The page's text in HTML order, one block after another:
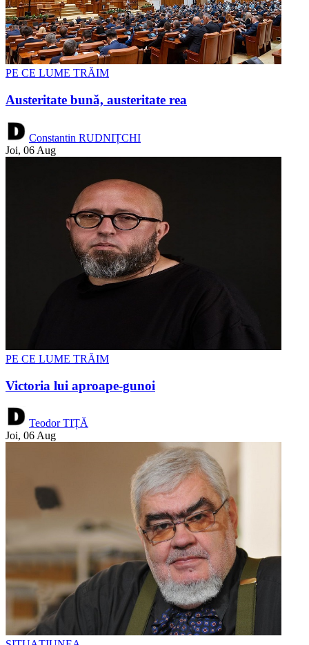
PE CE LUME TRĂIM
Austeritate bună, austeritate rea
Constantin RUDNIȚCHI
Joi, 06 Aug
PE CE LUME TRĂIM
Victoria lui aproape-gunoi
Teodor TIȚĂ
Joi, 06 Aug